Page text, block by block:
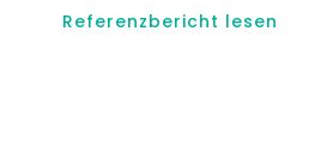
Referenzbericht lesen